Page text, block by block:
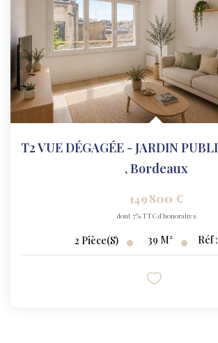
,Bordeaux
149 800 €
dont 7% TTC d'honoraires
2 Pièce(s) 39 M² Réf :